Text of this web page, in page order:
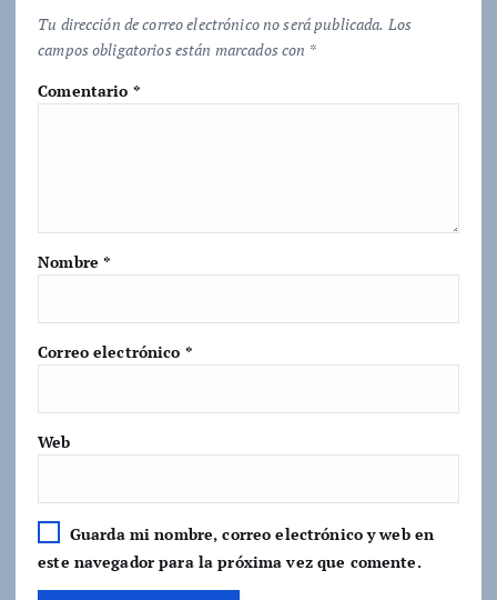
Tu dirección de correo electrónico no será publicada. Los
campos obligatorios están marcados con *
Comentario *
Nombre*
Correo electrónico *
Web
Guarda mi nombre, correo electrónico y web en
este navegador para la próxima vez que comente.